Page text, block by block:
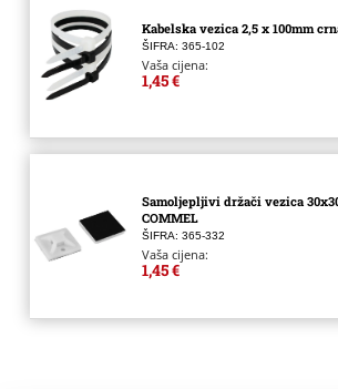
Kabelska vezica 2,5 x 100mm
ŠIFRA: 365-102
Vaša cijena:
1,45 €
Samoljepljivi držači vezica
COMMEL
ŠIFRA: 365-332
Vaša cijena:
1,45 €